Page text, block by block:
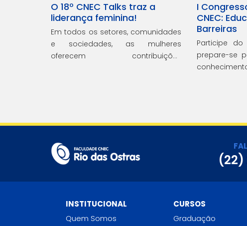
O 18º CNEC Talks traz a
liderança feminina!
Em todos os setores, comunidades
e sociedades, as mulheres
oferecem contribuições
liderança feminina.
I
CNEC:
Barreiras
Participe do
prepare-se
(22)
INSTITUCIONAL
Quem Somos
CURSOS
Graduação